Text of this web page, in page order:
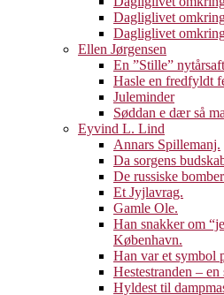
Dagliglivet
Dagliglivet
Ellen Jørgensen
En ”Stille”
Hasle en fredfyldt
Juleminder
Søddan e dær så
Eyvind L. Lind
Annars Spillemanj.
Da sorgens
De russiske
Et Jyjlavrag.
Gamle Ole.
Han snakker om
København.
Han var et symbol
Hestestranden – en
Hyldest til